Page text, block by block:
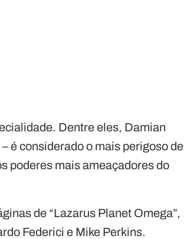
Dentre eles, Damian
– é considerado o mais perigoso de
poderes mais ameaçadores do
de “Lazarus Planet Omega”,
Federici e Mike Perkins.